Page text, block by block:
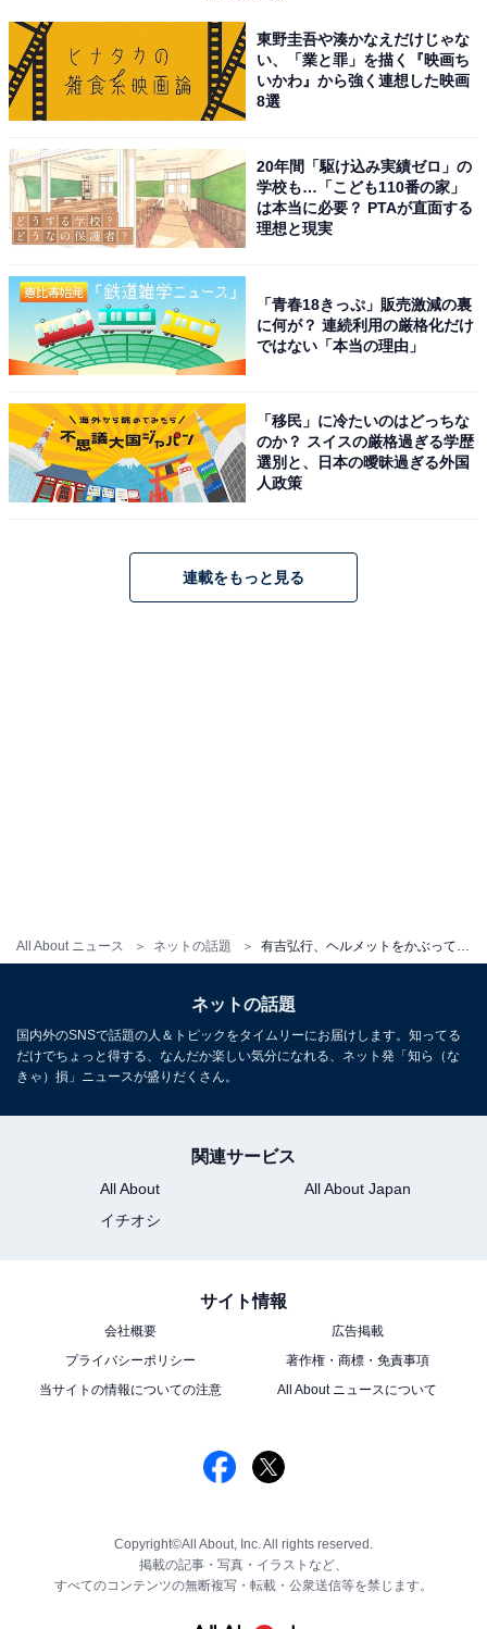
All About ニュース ネットの話題
東野圭吾や湊かなえだけじゃな
い、「業と罪」を描く『映画ち
いかわ』から強く連想した映画
8選
20年間「駆け込み実績ゼロ」の
学校も…「こども110番の家」
は本当に必要？ PTAが直面する
理想と現実
「青春18きっぷ」販売激減の裏
に何が？ 連続利用の厳格化だけ
ではない「本当の理由」
「移民」に冷たいのはどっちな
のか？ スイスの厳格過ぎる学歴
選別と、日本の曖昧過ぎる外国
人政策
連載をもっと見る
ネットの話題
国内外のSNSで話題の人＆トピックをタイムリーにお届けします。知ってる
だけでちょっと得する、なんだか楽しい気分になれる、ネット発「知ら（な
きゃ）損」ニュースが盛りだくさん。
関連サービス
All About
All About Japan
イチオシ
サイト情報
会社概要
広告掲載
プライバシーポリシー
著作権・商標・免責事項
当サイトの情報についての注意
All About ニュースについて
Copyright©All About, Inc. All rights reserved.
掲載の記事・写真・イラストなど、
すべてのコンテンツの無断複写・転載・公衆送信等を禁じます。